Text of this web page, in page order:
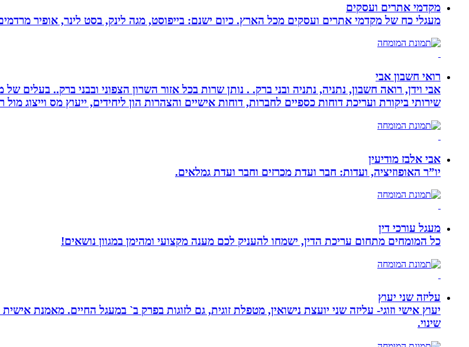
מקדמי אתרים ועסקים
מעגלי כח של מקדמי אתרים ועסקים מכל הארץ. כיום ישנם: בייפוסט, מגה לינק, בסט לינר, אופיר
רואי חשבון אבי
אבי וידן, רואה חשבון, נתניה, נתניה ובני ברק. . נותן שרות בכל אזור השרון הצפוני ובבני ברק..
שירותי ביקורת ועריכת דוחות כספיים לחברות, דוחות אישיים והצהרות הון ליחידים, ייעוץ מס וייצוג
אבי אלבז מודיעין
יו”ר האופוזיציה, ועדות: חבר ועדת מכרזים וחבר ועדת גמלאים.
מעגל עורכי דין
כל המומחים מתחום עריכת הדין, ישמחו להעניק לכם מענה מקצועי ומהימן במגוון נושאים!
עליזה שני יעוץ
יעוץ אישי וזוגי- עליזה שני יועצת נישואין, מטפלת זוגית, גם לזוגות בפרק ב` במעגל החיים. מאמנת
שינוי.